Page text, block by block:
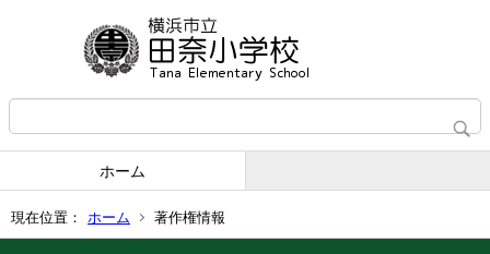
ホーム
現在位置： ホーム 著作権情報